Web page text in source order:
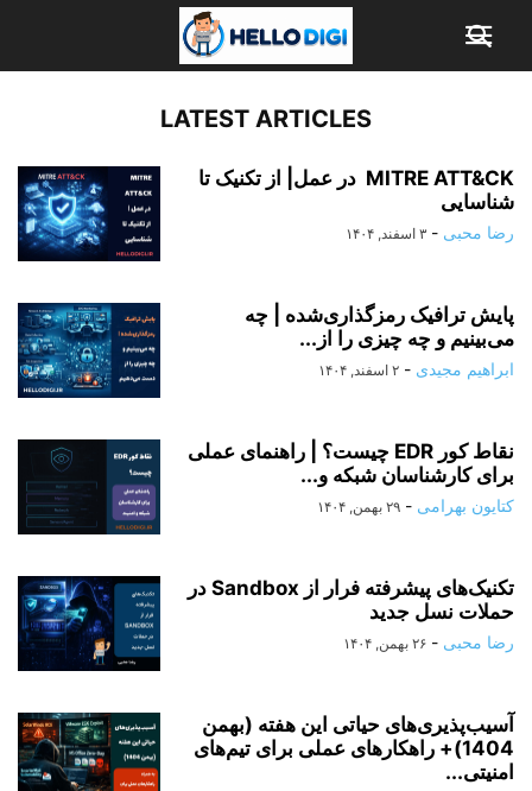
LATEST ARTICLES
MITRE ATT&CK در عمل| از تکنیک تا
شناسایی
رضا محبی - ۳ اسفند, ۱۴۰۴
پایش ترافیک رمزگذاری‌شده | چه
می‌بینیم و چه چیزی را از...
ابراهیم مجیدی - ۲ اسفند, ۱۴۰۴
نقاط کور EDR چیست؟ | راهنمای عملی
برای کارشناسان شبکه و...
کتایون بهرامی - ۲۹ بهمن, ۱۴۰۴
تکنیک‌های پیشرفته فرار از Sandbox در
حملات نسل جدید
رضا محبی - ۲۶ بهمن, ۱۴۰۴
آسیب‌پذیری‌های حیاتی این هفته (بهمن
1404)+ راهکارهای عملی برای تیم‌های
امنیتی...